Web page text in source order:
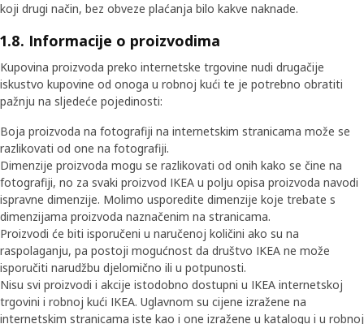
koji drugi način, bez obveze plaćanja bilo kakve naknade.
1.8. Informacije o proizvodima
Kupovina proizvoda preko internetske trgovine nudi drugačije
iskustvo kupovine od onoga u robnoj kući te je potrebno obratiti
pažnju na sljedeće pojedinosti:
Boja proizvoda na fotografiji na internetskim stranicama može se
razlikovati od one na fotografiji.
Dimenzije proizvoda mogu se razlikovati od onih kako se čine na
fotografiji, no za svaki proizvod IKEA u polju opisa proizvoda navodi
ispravne dimenzije. Molimo usporedite dimenzije koje trebate s
dimenzijama proizvoda naznačenim na stranicama.
Proizvodi će biti isporučeni u naručenoj količini ako su na
raspolaganju, pa postoji mogućnost da društvo IKEA ne može
isporučiti narudžbu djelomično ili u potpunosti.
Nisu svi proizvodi i akcije istodobno dostupni u IKEA internetskoj
trgovini i robnoj kući IKEA. Uglavnom su cijene izražene na
internetskim stranicama iste kao i one izražene u katalogu i u robnoj